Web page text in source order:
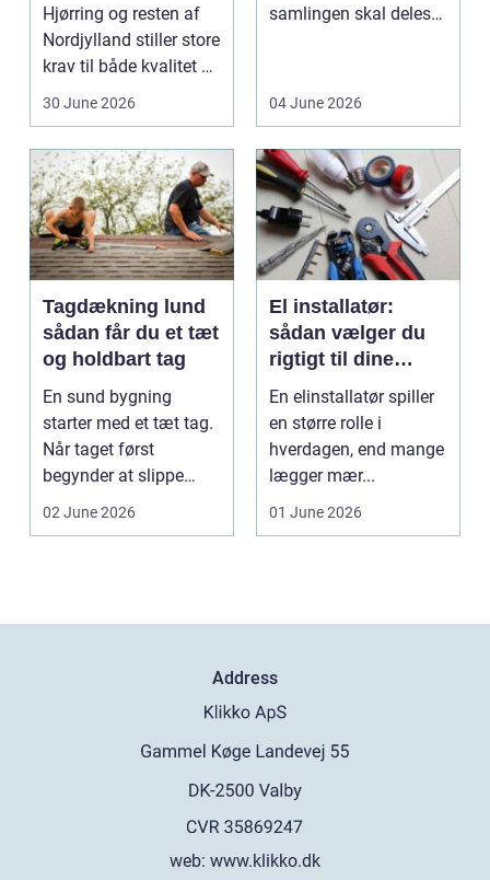
Hjørring og resten af
Nordjylland stiller store
krav til både kvalitet og
hol...
30 June 2026
samlingen skal deles
04 June 2026
Tagdækning lund
sådan får du et tæt
og holdbart tag
En sund bygning
starter med et tæt tag.
Når taget først
begynder at slippe
vand ind, kan skaderne
02 June 2026
El installatør:
sådan vælger du
rigtigt til dine
elinstallationer
En elinstallatør spiller
en større rolle i
hverdagen, end mange
lægger mær...
01 June 2026
Address
web: www.klikko.dk